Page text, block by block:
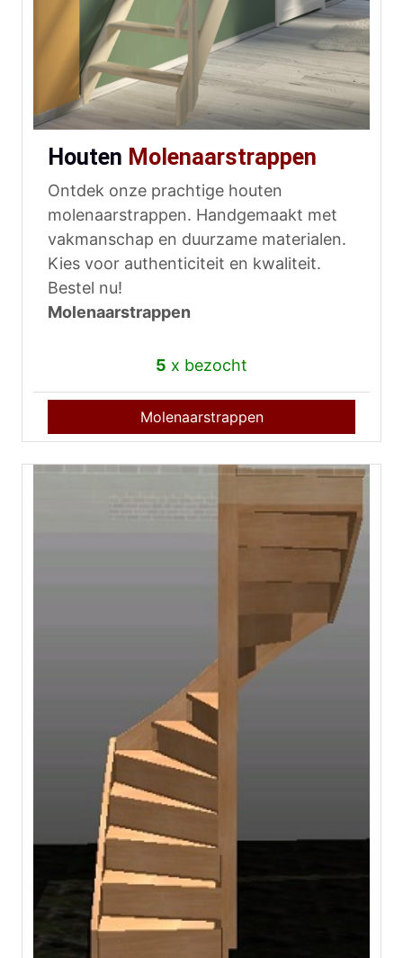
Houten Molenaarstrappen
Ontdek onze prachtige houten
molenaarstrappen. Handgemaakt met
vakmanschap en duurzame materialen.
Kies voor authenticiteit en kwaliteit.
Bestel nu!
Molenaarstrappen
5 x bezocht
Molenaarstrappen